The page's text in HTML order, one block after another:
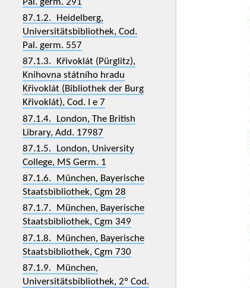
87.1.2. Heidelberg,
Universitätsbibliothek, Cod.
Pal. germ. 557
87.1.3. Křivoklát (Pürglitz),
Knihovna státního hradu
Křivoklát (Bibliothek der Burg
Křivoklát), Cod. I e 7
87.1.4. London, The British
Library, Add. 17987
87.1.5. London, University
College, MS Germ. 1
87.1.6. München, Bayerische
Staatsbibliothek, Cgm 28
87.1.7. München, Bayerische
Staatsbibliothek, Cgm 349
87.1.8. München, Bayerische
Staatsbibliothek, Cgm 730
87.1.9. München,
Universitätsbibliothek, 2º Cod.